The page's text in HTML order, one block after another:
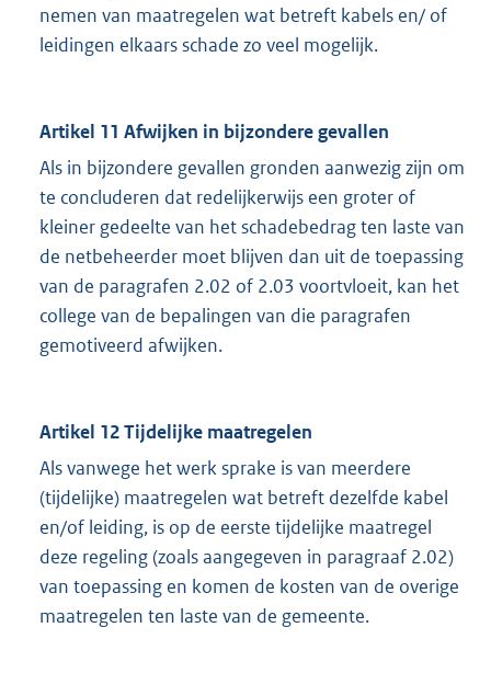
nemen van maatregelen wat betreft kabels en/ of
leidingen elkaars schade zo veel mogelijk.
Artikel 11 Afwijken in bijzondere gevallen
Als in bijzondere gevallen gronden aanwezig zijn om
te concluderen dat redelijkerwijs een groter of
kleiner gedeelte van het schadebedrag ten laste van
de netbeheerder moet blijven dan uit de toepassing
van de paragrafen 2.02 of 2.03 voortvloeit, kan het
college van de bepalingen van die paragrafen
gemotiveerd afwijken.
Artikel 12 Tijdelijke maatregelen
Als vanwege het werk sprake is van meerdere
(tijdelijke) maatregelen wat betreft dezelfde kabel
en/of leiding, is op de eerste tijdelijke maatregel
deze regeling (zoals aangegeven in paragraaf 2.02)
van toepassing en komen de kosten van de overige
maatregelen ten laste van de gemeente.